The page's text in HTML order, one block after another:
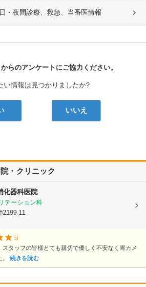
・夜間診療、救急、当番医情報
病院なび
からのアンケートにご協力ください。
い情報は見つかりましたか?
いいえ
・クリニック
化器科医院
テーション科
2199-11
5
タッフの皆様とても親切で優しく不安なく胃カメ
続きを読む